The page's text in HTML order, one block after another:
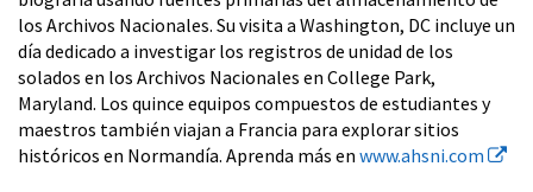
los Archivos Nacionales. Su visita a Washington, DC incluye un
día dedicado a investigar los registros de unidad de los
solados en los Archivos Nacionales en College Park,
Maryland. Los quince equipos compuestos de estudiantes y
maestros también viajan a Francia para explorar sitios
históricos en Normandía. Aprenda más en www.ahsni.com